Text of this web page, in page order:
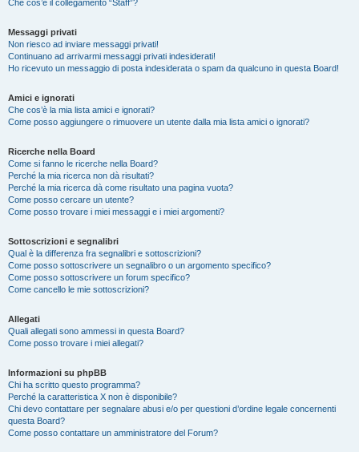
Che cos’è il collegamento “Staff”?
Messaggi privati
Non riesco ad inviare messaggi privati!
Continuano ad arrivarmi messaggi privati indesiderati!
Ho ricevuto un messaggio di posta indesiderata o spam da qualcuno in questa Board!
Amici e ignorati
Che cos’è la mia lista amici e ignorati?
Come posso aggiungere o rimuovere un utente dalla mia lista amici o ignorati?
Ricerche nella Board
Come si fanno le ricerche nella Board?
Perché la mia ricerca non dà risultati?
Perché la mia ricerca dà come risultato una pagina vuota?
Come posso cercare un utente?
Come posso trovare i miei messaggi e i miei argomenti?
Sottoscrizioni e segnalibri
Qual è la differenza fra segnalibri e sottoscrizioni?
Come posso sottoscrivere un segnalibro o un argomento specifico?
Come posso sottoscrivere un forum specifico?
Come cancello le mie sottoscrizioni?
Allegati
Quali allegati sono ammessi in questa Board?
Come posso trovare i miei allegati?
Informazioni su phpBB
Chi ha scritto questo programma?
Perché la caratteristica X non è disponibile?
Chi devo contattare per segnalare abusi e/o per questioni d’ordine legale concernenti
questa Board?
Come posso contattare un amministratore del Forum?